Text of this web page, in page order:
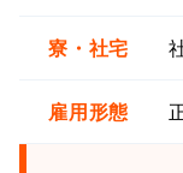
寮・社宅
雇用形態